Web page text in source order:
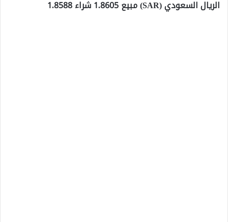
الريال السعودي (SAR) مبيع 1.8605 شراء 1.8588